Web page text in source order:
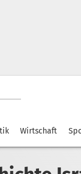
Wirtschaft